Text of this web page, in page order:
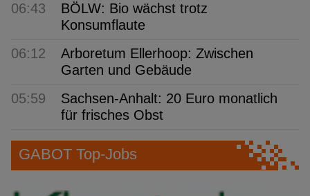
06:43
BÖLW: Bio wächst trotz
Konsumflaute
06:12
Arboretum Ellerhoop: Zwischen
Garten und Gebäude
05:59
Sachsen-Anhalt: 20 Euro monatlich
für frisches Obst
GABOT Top-Jobs